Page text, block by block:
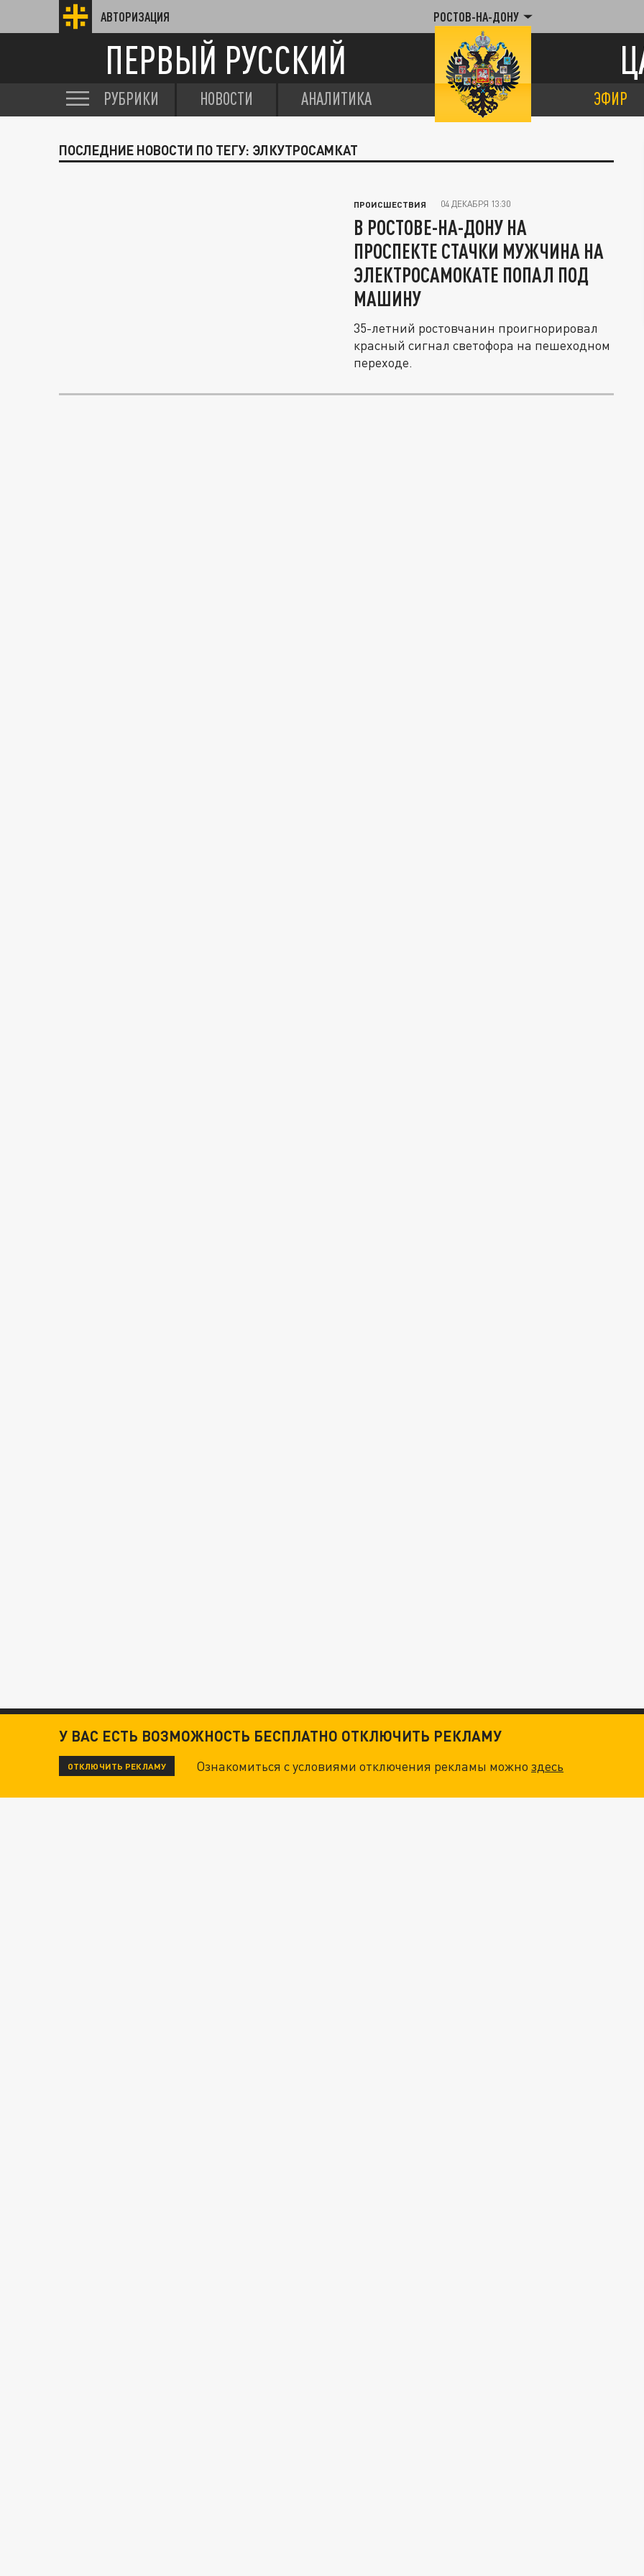
АВТОРИЗАЦИЯ РОСТОВ-НА-ДОНУ
ПЕРВЫЙ РУССКИЙ
РУБРИКИ НОВОСТИ АНАЛИТИКА ЭФИР
ПОСЛЕДНИЕ НОВОСТИ ПО ТЕГУ: ЭЛКУТРОСАМКАТ
ПРОИСШЕСТВИЯ 04 ДЕКАБРЯ 13:30
В РОСТОВЕ-НА-ДОНУ НА
ПРОСПЕКТЕ СТАЧКИ МУЖЧИНА НА
ЭЛЕКТРОСАМОКАТЕ ПОПАЛ ПОД
МАШИНУ
35-летний ростовчанин проигнорировал
красный сигнал светофора на пешеходном
переходе.
У ВАС ЕСТЬ ВОЗМОЖНОСТЬ БЕСПЛАТНО ОТКЛЮЧИТЬ РЕКЛАМУ
ОТКЛЮЧИТЬ РЕКЛАМУ Ознакомиться с условиями отключения рекламы можноздесь